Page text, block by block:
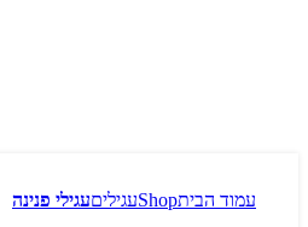
עמוד הביתShopעגיליםעגילי פנינה